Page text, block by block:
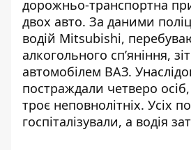
дорожньо-транспортна
двох авто. За даними
водій Mitsubishi,
алкогольного сп’яніння,
автомобілем ВАЗ.
постраждали четверо
троє неповнолітніх. Усіх
госпіталізували, а водія